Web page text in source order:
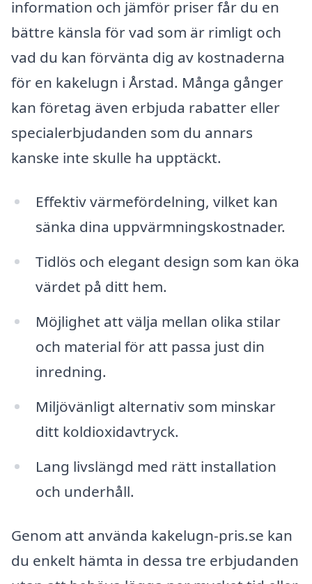
information och jämför priser får du en
bättre känsla för vad som är rimligt och
vad du kan förvänta dig av kostnaderna
för en kakelugn i Årstad. Många gånger
kan företag även erbjuda rabatter eller
specialerbjudanden som du annars
kanske inte skulle ha upptäckt.
Effektiv värmefördelning, vilket kan
sänka dina uppvärmningskostnader.
Tidlös och elegant design som kan öka
värdet på ditt hem.
Möjlighet att välja mellan olika stilar
och material för att passa just din
inredning.
Miljövänligt alternativ som minskar
ditt koldioxidavtryck.
Lang livslängd med rätt installation
och underhåll.
Genom att använda kakelugn-pris.se kan
du enkelt hämta in dessa tre erbjudanden